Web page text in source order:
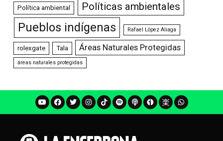
Política ambiental Políticas ambientales
Pueblos indígenas Rafael López Aliaga
rolexgate Tala Áreas Naturales Protegidas
áreas naturales protegidas